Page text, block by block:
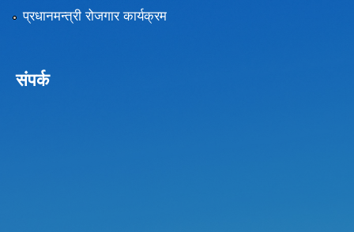
प्रधानमन्त्री रोजगार कार्यक्रम
संपर्क